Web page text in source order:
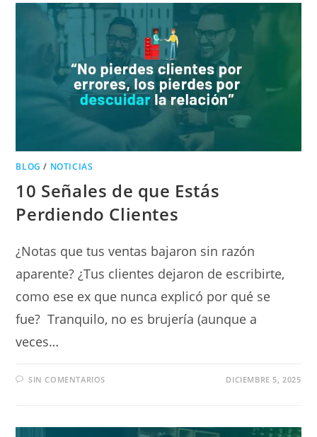
BLOG / NOTICIAS
10 Señales de que Estás
Perdiendo Clientes
¿Notas que tus ventas bajaron sin razón
aparente? ¿Tus clientes dejaron de escribirte,
como ese ex que nunca explicó por qué se
fue? Tranquilo, no es brujería (aunque a
veces…
SIN COMENTARIOS DICIEMBRE 5, 2025